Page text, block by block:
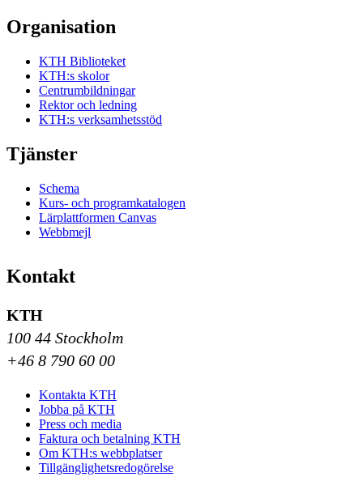
Organisation
KTH Biblioteket
KTH:s skolor
Centrumbildningar
Rektor och ledning
KTH:s verksamhetsstöd
Tjänster
Schema
Kurs- och programkatalogen
Lärplattformen Canvas
Webbmejl
Kontakt
KTH
100 44 Stockholm
+46 8 790 60 00
Kontakta KTH
Jobba på KTH
Press och media
Faktura och betalning KTH
Om KTH:s webbplatser
Tillgänglighetsredogörelse